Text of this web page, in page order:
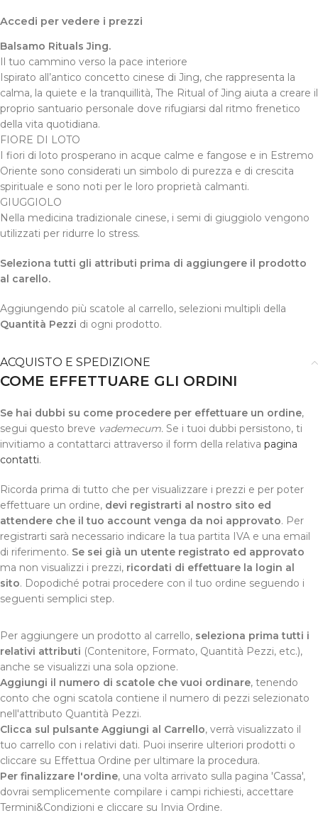
Accedi per vedere i prezzi
Balsamo Rituals Jing.
Il tuo cammino verso la pace interiore
Ispirato all’antico concetto cinese di Jing, che rappresenta la
calma, la quiete e la tranquillità, The Ritual of Jing aiuta a creare il
proprio santuario personale dove rifugiarsi dal ritmo frenetico
della vita quotidiana.
FIORE DI LOTO
I fiori di loto prosperano in acque calme e fangose e in Estremo
Oriente sono considerati un simbolo di purezza e di crescita
spirituale e sono noti per le loro proprietà calmanti.
GIUGGIOLO
Nella medicina tradizionale cinese, i semi di giuggiolo vengono
utilizzati per ridurre lo stress.
Seleziona tutti gli attributi prima di aggiungere il prodotto
al carello.
Aggiungendo più scatole al carrello, selezioni multipli della
Quantità Pezzi di ogni prodotto.
ACQUISTO E SPEDIZIONE
COME EFFETTUARE GLI ORDINI
Se hai dubbi su come procedere per effettuare un ordine,
segui questo breve vademecum. Se i tuoi dubbi persistono, ti
invitiamo a contattarci attraverso il form della relativa pagina
contatti.
Ricorda prima di tutto che per visualizzare i prezzi e per poter
effettuare un ordine, devi registrarti al nostro sito ed
attendere che il tuo account venga da noi approvato. Per
registrarti sarà necessario indicare la tua partita IVA e una email
di riferimento. Se sei già un utente registrato ed approvato
ma non visualizzi i prezzi, ricordati di effettuare la login al
sito. Dopodiché potrai procedere con il tuo ordine seguendo i
seguenti semplici step.
Per aggiungere un prodotto al carrello, seleziona prima tutti i
relativi attributi (Contenitore, Formato, Quantità Pezzi, etc.),
anche se visualizzi una sola opzione.
Aggiungi il numero di scatole che vuoi ordinare, tenendo
conto che ogni scatola contiene il numero di pezzi selezionato
nell'attributo Quantità Pezzi.
Clicca sul pulsante Aggiungi al Carrello, verrà visualizzato il
tuo carrello con i relativi dati. Puoi inserire ulteriori prodotti o
cliccare su Effettua Ordine per ultimare la procedura.
Per finalizzare l'ordine, una volta arrivato sulla pagina 'Cassa',
dovrai semplicemente compilare i campi richiesti, accettare
Termini&Condizioni e cliccare su Invia Ordine.